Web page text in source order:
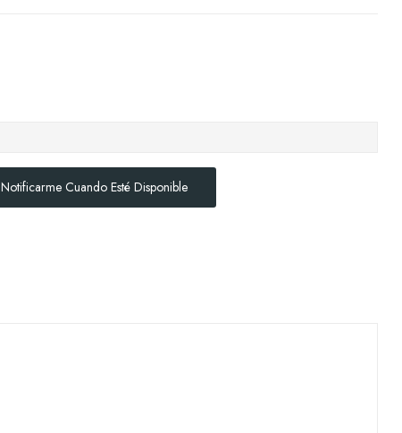
Notificarme Cuando Esté Disponible